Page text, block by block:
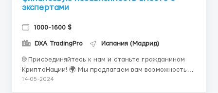
экспертами
1000-1600 $
DXA TradingPro Испания (Мадрид)
🌐 Присоединяйтесь к нам и станьте гражданином
КриптоНации! 🌍 Мы предлагаем вам возможность
возглавить свою собственную революцию в мире
14-05-2024